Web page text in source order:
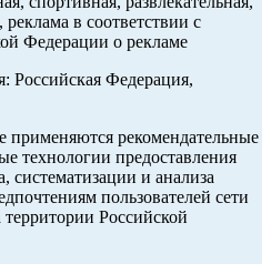
реклама в соответствии с
Федерации о рекламе
Российская Федерация,
рекомендательные
технологии предоставления
систематизации и анализа
пользователей сети
Российской